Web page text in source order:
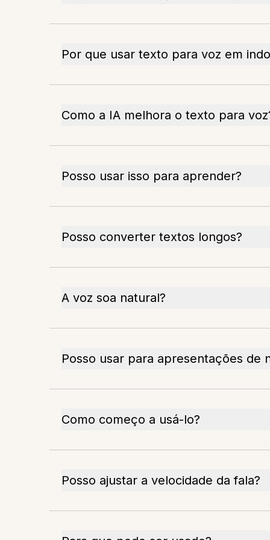
Por que usar texto para voz em
Como a IA melhora o texto para
Posso usar isso para aprender?
Posso converter textos longos?
A voz soa natural?
Posso usar para apresentações de
Como começo a usá-lo?
Posso ajustar a velocidade da fala?